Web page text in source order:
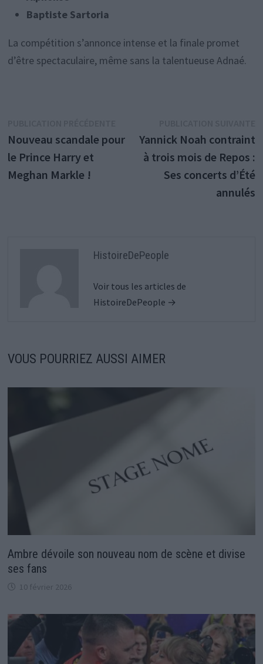
Baptiste Sartoria
La compétition s’annonce intense et la finale promet
d’être spectaculaire, même sans la talentueuse Adnaé.
de
l’article
précédente :
Nouveau scandale pour
le Prince Harry et
Meghan Markle !
Yannick Noah contraint
à trois mois de Repos :
Ses concerts d’Été
annulés
HistoireDePeople
Voir tous les articles de
HistoireDePeople →
VOUS POURRIEZ AUSSI AIMER
Ambre dévoile son nouveau nom de scène et divise
ses fans
10 février 2026